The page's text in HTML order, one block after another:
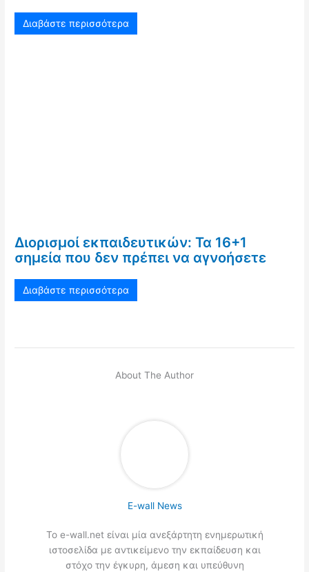
Διαβάστε περισσότερα
Διορισμοί εκπαιδευτικών: Τα 16+1
σημεία που δεν πρέπει να αγνοήσετε
Διαβάστε περισσότερα
About The Author
E-wall News
Το e-wall.net είναι μία ανεξάρτητη ενημερωτική
ιστοσελίδα με αντικείμενο την εκπαίδευση και
στόχο την έγκυρη, άμεση και υπεύθυνη